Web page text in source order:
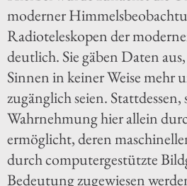
moderner
Radioteleskopen der
deutlich. Sie gäben Daten
Sinnen in keiner Weise mehr
zugänglich seien. Stattdessen,
Wahrnehmung hier allein
ermöglicht, deren
durch computergestützte
Bedeutung zugewiesen